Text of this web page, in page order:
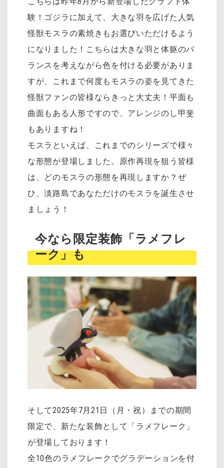
験！ゴジラに加えて、大きな羽を広げた人気
怪獣モスラの素焼きもお選びいただけるよう
になりました！こちらは大きな羽と体躯のバ
ランスを考えながら色を付ける必要がありま
すが、これまで何度もモスラの姿を見てきた
怪獣ファンの皆様ならきっと大丈夫！平面も
曲面もある人形ですので、アレンジのし甲斐
もありますね！
モスラといえば、これまでのシリーズで様々
な形態が登場しました。原作再現を狙う皆様
は、どのモスラの形態を再現しますか？ぜ
ひ、淡路島であなただけのモスラを誕生させ
ましょう！
今なら限定装飾「ラメフレ
ーク」も
そして2025年7月21日（月・祝）までの期間
限定で、新たな装飾として「ラメフレーク」
が登場しております！
全10色のラメフレークでグラデーションを付